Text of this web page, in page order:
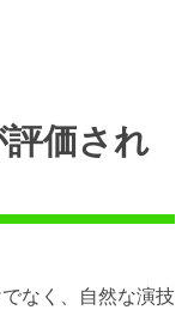
価され
なく、自然な演技